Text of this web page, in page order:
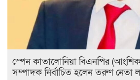
স্পেন কাতালোনিয়া বিএনপির
সম্পাদক নির্বাচিত হলেন তরুণ নেতা